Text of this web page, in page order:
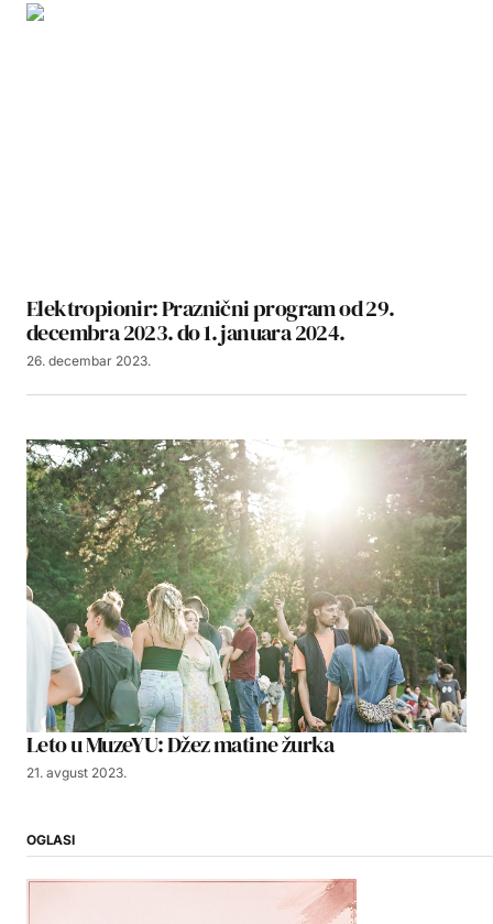
Elektropionir: Praznični program od 29.
decembra 2023. do 1. januara 2024.
26. decembar 2023.
Leto u MuzeYU: Džez matine žurka
21. avgust 2023.
OGLASI